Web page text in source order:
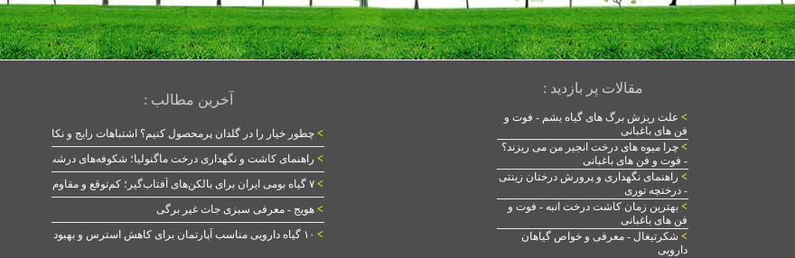
آخرین مطالب :
> چطور خیار را در گلدان پرمحصول کنیم؟ اشتباهات رایج و نکات طلایی
> راهنمای کاشت و نگهداری درخت ماگنولیا؛ شکوفه‌های درشت در بهار
> ۷ گیاه بومی ایران برای بالکن‌های آفتاب‌گیر؛ کم‌توقع و مقاوم
> هویج - معرفی سبزی جات غیر برگی
> ۱۰ گیاه دارویی مناسب آپارتمان برای کاهش استرس و بهبود خواب
مقالات پر بازدید :
> علت ریزش برگ های گیاه یشم - فوت و
فن های باغبانی
> چرا میوه های درخت انجیر من می ریزند؟
- فوت و فن های باغبانی
> راهنمای نگهداری و پرورش درختان زینتی
- درختچه توری
> بهترین زمان کاشت درخت انبه - فوت و
فن های باغبانی
> شکرتیغال - معرفی و خواص گیاهان
دارویی